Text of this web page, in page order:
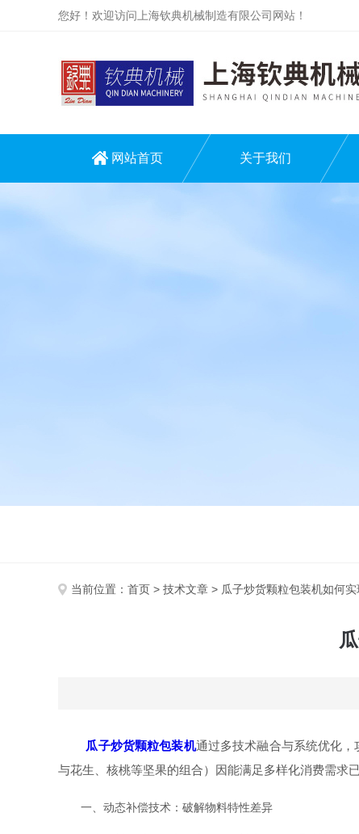
您好！欢迎访问上海钦典机械制造有限公司网站！
网站首页 关于我们
当前位置： 首页 > 技术文章 > 瓜子炒货颗粒包装机如何
瓜子炒货颗粒包装机通过多技术融合与系统优化
与花生、核桃等坚果的组合）因能满足多样化消费需求
一、动态补偿技术：破解物料特性差异